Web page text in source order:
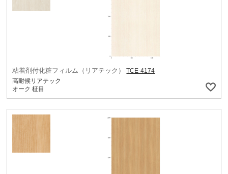
粘着剤付化粧フィルム（リアテック）
TCE-4174
高耐候リアテック
オーク 柾目